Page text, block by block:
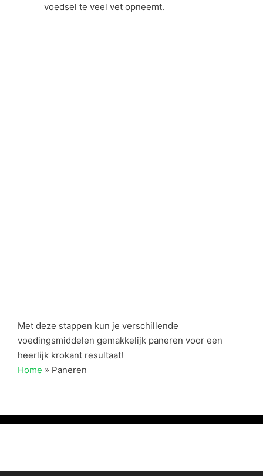
voedsel te veel vet opneemt.
Met deze stappen kun je verschillende
voedingsmiddelen gemakkelijk paneren voor een
heerlijk krokant resultaat!
Home » Paneren